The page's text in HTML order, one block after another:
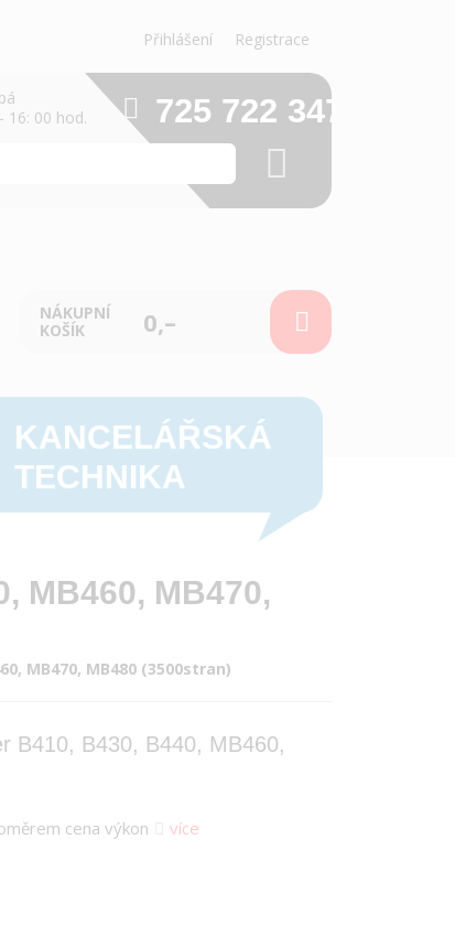
Přihlášení Registrace
16: 00 hod.
725 722 347
NÁKUPNÍ
KOŠÍK
0,–
KANCELÁŘSKÁ
TECHNIKA
MB460, MB470,
MB470, MB480 (3500stran)
B410, B430, B440, MB460,
cena výkon více